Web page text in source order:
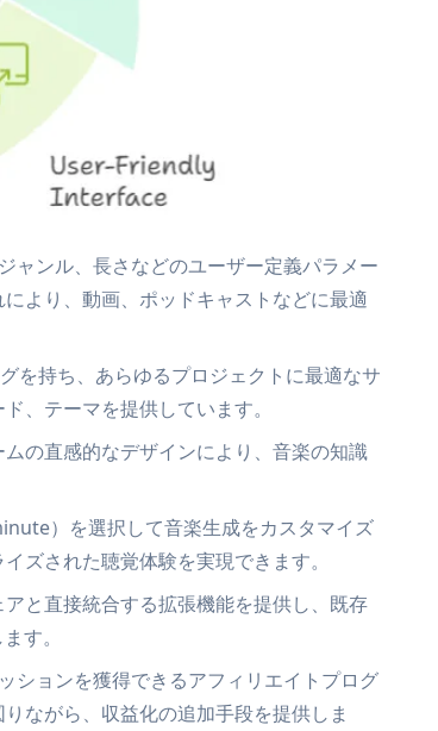
ンル、長さなどのユーザー定義パラメー
より、動画、ポッドキャストなどに最適
を持ち、あらゆるプロジェクトに最適なサ
、テーマを提供しています。
の直感的なデザインにより、音楽の知識
）を選択して音楽生成をカスタマイズ
ズされた聴覚体験を実現できます。
と直接統合する拡張機能を提供し、既存
す。
ションを獲得できるアフィリエイトプログ
ながら、収益化の追加手段を提供しま